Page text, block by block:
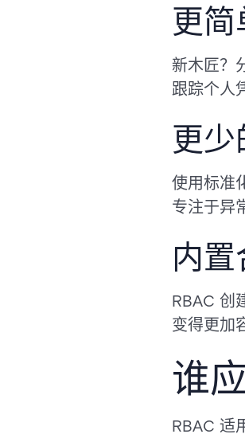
更简
新木匠？
跟踪个人
更少
使用标准
专注于异
内
RBAC 创
变得更加
谁
RBAC 适